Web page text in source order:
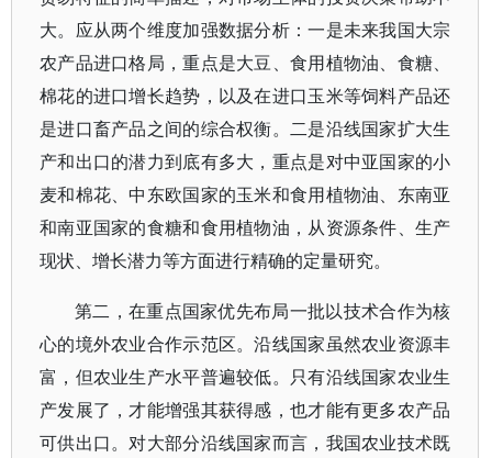
大。应从两个维度加强数据分析：一是未来我国大宗
农产品进口格局，重点是大豆、食用植物油、食糖、
棉花的进口增长趋势，以及在进口玉米等饲料产品还
是进口畜产品之间的综合权衡。二是沿线国家扩大生
产和出口的潜力到底有多大，重点是对中亚国家的小
麦和棉花、中东欧国家的玉米和食用植物油、东南亚
和南亚国家的食糖和食用植物油，从资源条件、生产
现状、增长潜力等方面进行精确的定量研究。
第二，在重点国家优先布局一批以技术合作为核
心的境外农业合作示范区。沿线国家虽然农业资源丰
富，但农业生产水平普遍较低。只有沿线国家农业生
产发展了，才能增强其获得感，也才能有更多农产品
可供出口。对大部分沿线国家而言，我国农业技术既